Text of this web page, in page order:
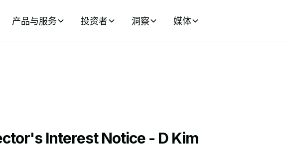
产品与服务 投资者 洞察 媒体
Interest Notice - D Kim